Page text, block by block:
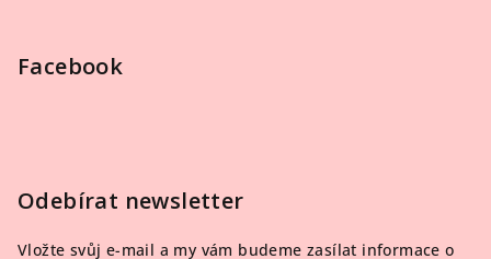
Facebook
Odebírat newsletter
Vložte svůj e-mail a my vám budeme zasílat informace o